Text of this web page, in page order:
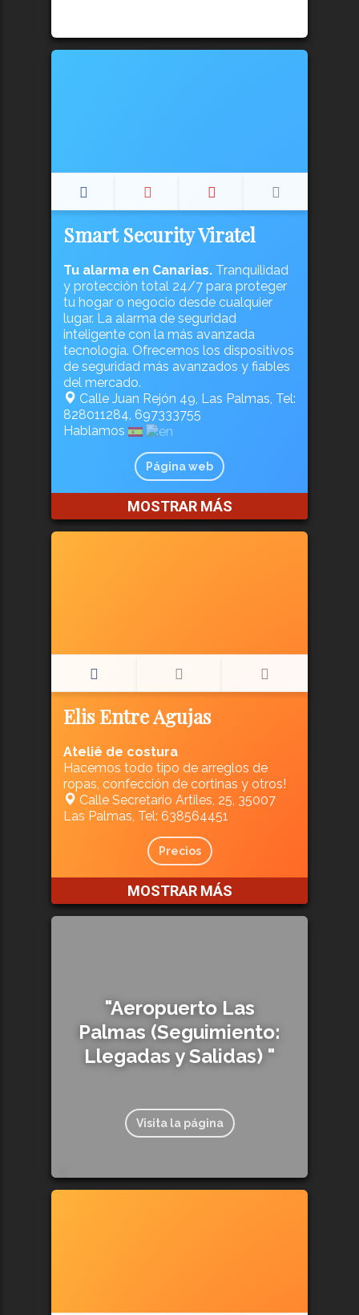
Smart Security Viratel
Tu alarma en Canarias. Tranquilidad
y protección total 24/7 para proteger
tu hogar o negocio desde cualquier
lugar. La alarma de seguridad
inteligente con la más avanzada
tecnología. Ofrecemos los dispositivos
de seguridad más avanzados y fiables
del mercado.
Calle Juan Rejón 49, Las Palmas, Tel:
828011284, 697333755
Hablamos
Página web
MOSTRAR MÁS
Elis Entre Agujas
Ateliê de costura
Hacemos todo tipo de arreglos de
ropas, confección de cortinas y otros!
Calle Secretario Artiles, 25, 35007
Las Palmas, Tel: 638564451
Precios
MOSTRAR MÁS
"Aeropuerto Las
Palmas (Seguimiento:
Llegadas y Salidas) "
Visita la página